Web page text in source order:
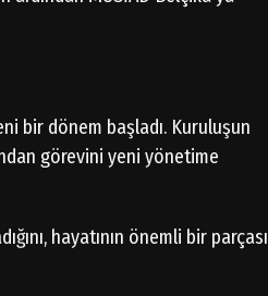
bir dönem başladı. Kuruluşun
görevini yeni yönetime
hayatının önemli bir parçası